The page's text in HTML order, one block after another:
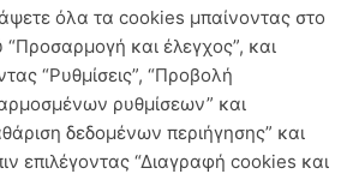
όλα τα cookies μπαίνοντας στο
“Προσαρμογή και έλεγχος”, και
“Ρυθμίσεις”, “Προβολή
ρυθμίσεων” και
δεδομένων περιήγησης” και
επιλέγοντας “Διαγραφή cookies και